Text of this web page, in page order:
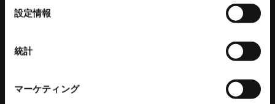
設定情報
統計
マーケティング
もみがら粉砕機
トリートメントプロ
立体駐車場